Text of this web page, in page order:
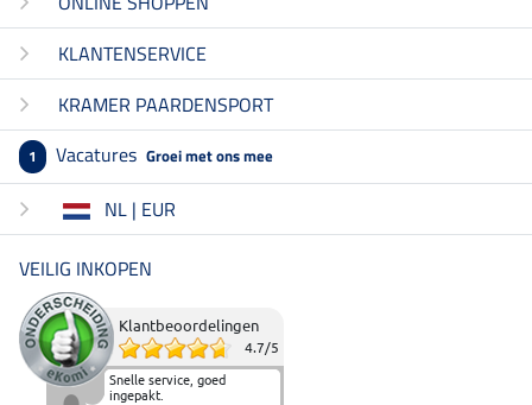
KLANTENSERVICE
KRAMER PAARDENSPORT
1 Vacatures Groei met ons mee
NL | EUR
VEILIG INKOPEN
Klantbeoordelingen
4.7/5
Snelle service, goed
ingepakt.